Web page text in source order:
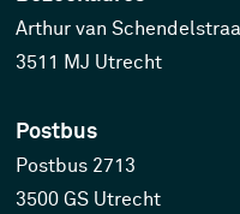
Arthur van
3511 MJ Utrecht
Postbus
Postbus 2713
3500 GS Utrecht